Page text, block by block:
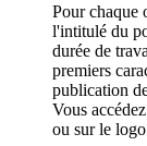
Pour chaque
l'intitulé du
durée de
premiers
publication
Vous
ou sur le